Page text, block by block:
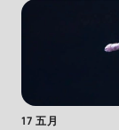
17 五月